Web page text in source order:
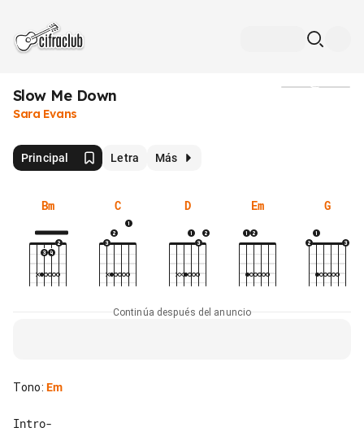
Slow Me Down
Sara Evans
Principal Letra Más
Bm C D Em G
Continúa después del anuncio
Tono: Em
Intro-